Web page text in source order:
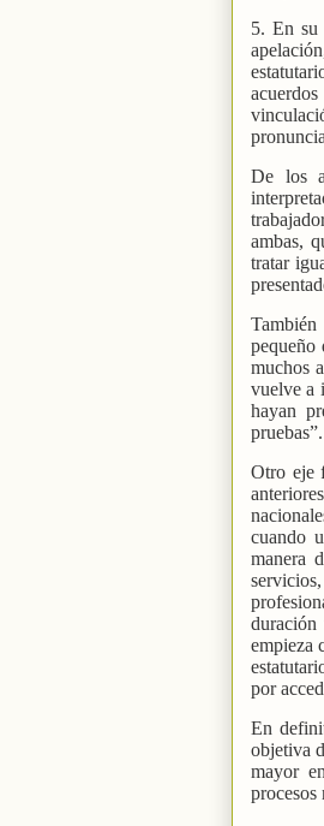
5. En su
De los
ambas,
tratar
pequeño
muchos
vuelve a
hayan
pruebas”.
Otro eje
cuando
manera
duración
empieza
por
En
objetiva
mayor
procesos